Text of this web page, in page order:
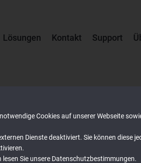
Lösungen Kontakt Support
Cookies auf unserer Webseite
Dienste deaktiviert. Sie können diese
Sie unsere Datenschutzbestimmungen.